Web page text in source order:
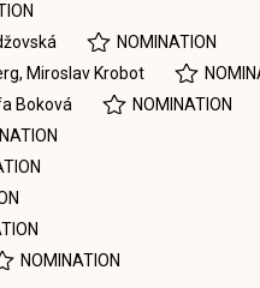
NOMINATION
, Miroslav Krobot
Boková
NOMINATION
NOMINATION